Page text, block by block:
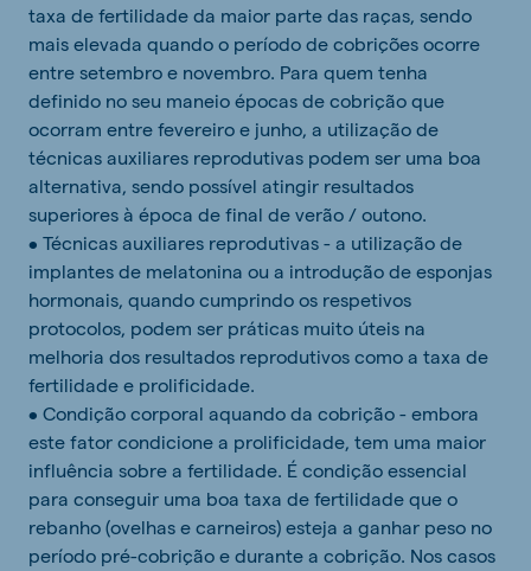
taxa de fertilidade da maior parte das raças, sendo
mais elevada quando o período de cobrições ocorre
entre setembro e novembro. Para quem tenha
definido no seu maneio épocas de cobrição que
ocorram entre fevereiro e junho, a utilização de
técnicas auxiliares reprodutivas podem ser uma boa
alternativa, sendo possível atingir resultados
superiores à época de final de verão / outono.
• Técnicas auxiliares reprodutivas - a utilização de
implantes de melatonina ou a introdução de esponjas
hormonais, quando cumprindo os respetivos
protocolos, podem ser práticas muito úteis na
melhoria dos resultados reprodutivos como a taxa de
fertilidade e prolificidade.
• Condição corporal aquando da cobrição - embora
este fator condicione a prolificidade, tem uma maior
influência sobre a fertilidade. É condição essencial
para conseguir uma boa taxa de fertilidade que o
rebanho (ovelhas e carneiros) esteja a ganhar peso no
período pré-cobrição e durante a cobrição. Nos casos